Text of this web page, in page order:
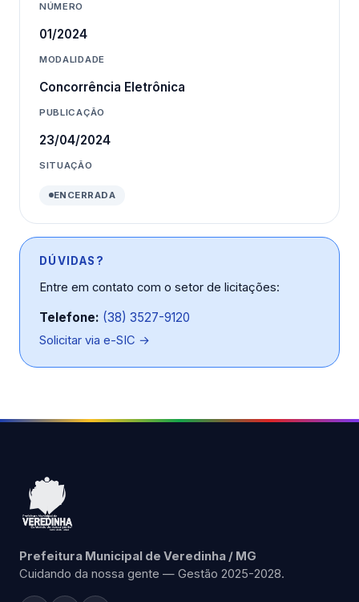
NÚMERO
01/2024
MODALIDADE
Concorrência Eletrônica
PUBLICAÇÃO
23/04/2024
SITUAÇÃO
ENCERRADA
DÚVIDAS?
Entre em contato com o setor de licitações:
Telefone: (38) 3527-9120
Solicitar via e-SIC →
Prefeitura Municipal de Veredinha / MG
Cuidando da nossa gente — Gestão 2025-2028.